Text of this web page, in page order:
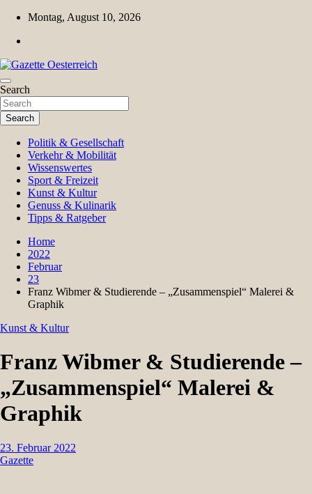
Skip
content
Montag, August 10, 2026
Gazette Oesterreich
Magazin für Freizeit, Politik, Kultur & Wissenschaft
Search
Search
Politik & Gesellschaft
Verkehr & Mobilität
Wissenswertes
Sport & Freizeit
Kunst & Kultur
Genuss & Kulinarik
Tipps & Ratgeber
Home
2022
Februar
23
Franz Wibmer & Studierende – „Zusammenspiel“ Malerei &
Graphik
Kunst & Kultur
Franz Wibmer & Studierende –
„Zusammenspiel“ Malerei &
Graphik
23. Februar 2022
Gazette